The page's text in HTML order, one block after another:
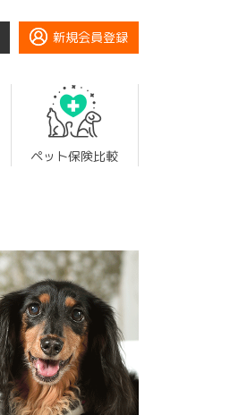
新規会員登録
ペット保険比較